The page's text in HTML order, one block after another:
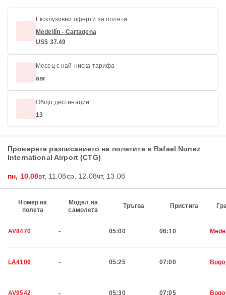
Ексклузивни оферти за полети
Medellín - Cartagena
US$ 37.49
Месец с най-ниска тарифа
авг
Общо дестинации
13
Проверете разписанието на полетите в Rafael Nunez
International Airport (CTG)
пн, 10.08вт, 11.08ср, 12.08чт, 13.08
Номер на
полета
Модел на
самолета
Тръгва Пристига
AV8470 - 05:00 06:10
LA4106 - 05:25 07:00
AV9542 - 05:30 07:05